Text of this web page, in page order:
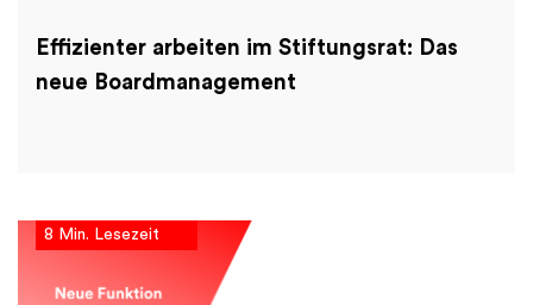
Effizienter arbeiten im Stiftungsrat: Das
neue Boardmanagement
8 Min. Lesezeit